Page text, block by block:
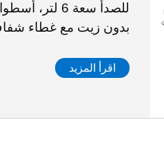
للصدأ سعة 6 لتر،
بدون زيت مع غطاء
اقرأ المزيد